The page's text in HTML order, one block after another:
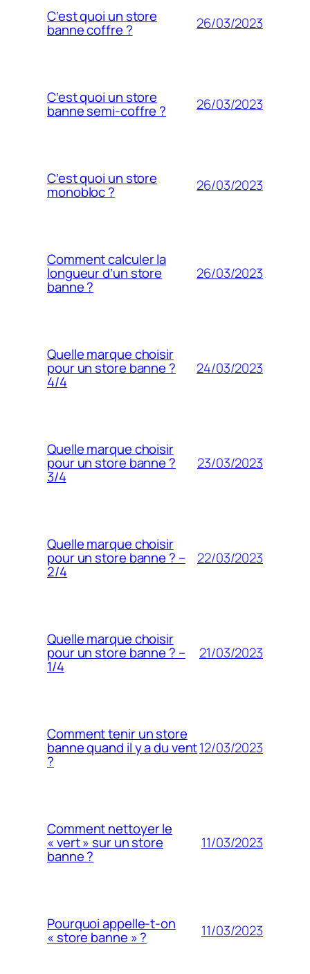
C’est quoi un store
banne coffre ? 26/03/2023
C’est quoi un store
banne semi-coffre ? 26/03/2023
C’est quoi un store
monobloc ? 26/03/2023
Comment calculer la
longueur d’un store
banne ?
26/03/2023
Quelle marque choisir
pour un store banne ?
4/4
24/03/2023
Quelle marque choisir
pour un store banne ?
3/4
23/03/2023
Quelle marque choisir
pour un store banne ? –
2/4
22/03/2023
Quelle marque choisir
pour un store banne ? –
1/4
21/03/2023
Comment tenir un store
banne quand il y a du vent
?
12/03/2023
Comment nettoyer le
« vert » sur un store
banne ?
11/03/2023
Pourquoi appelle-t-on
« store banne » ? 11/03/2023